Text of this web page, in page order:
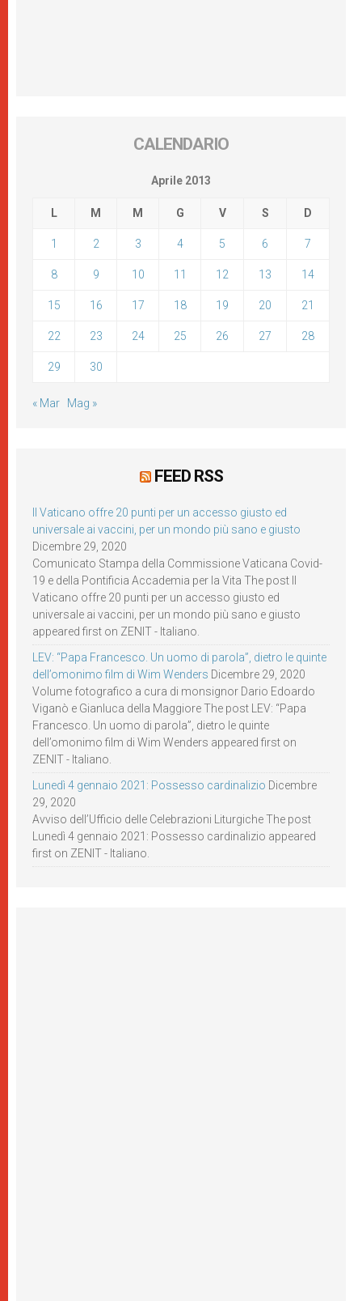
CALENDARIO
Aprile 2013
L M M G V S D
1 2 3 4 5 6 7
8 9 10 11 12 13 14
15 16 17 18 19 20 21
22 23 24 25 26 27 28
29 30
« Mar Mag »
FEED RSS
Il Vaticano offre 20 punti per un accesso giusto ed
universale ai vaccini, per un mondo più sano e giusto
Dicembre 29, 2020
Comunicato Stampa della Commissione Vaticana Covid-
19 e della Pontificia Accademia per la Vita The post Il
Vaticano offre 20 punti per un accesso giusto ed
universale ai vaccini, per un mondo più sano e giusto
appeared first on ZENIT - Italiano.
LEV: “Papa Francesco. Un uomo di parola”, dietro le quinte
dell’omonimo film di Wim Wenders Dicembre 29, 2020
Volume fotografico a cura di monsignor Dario Edoardo
Viganò e Gianluca della Maggiore The post LEV: “Papa
Francesco. Un uomo di parola”, dietro le quinte
dell’omonimo film di Wim Wenders appeared first on
ZENIT - Italiano.
Lunedì 4 gennaio 2021: Possesso cardinalizio Dicembre
29, 2020
Avviso dell’Ufficio delle Celebrazioni Liturgiche The post
Lunedì 4 gennaio 2021: Possesso cardinalizio appeared
first on ZENIT - Italiano.